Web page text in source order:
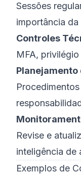
Sessões
importância
Controles
MFA,
Planejamento
Revise e
inteligência de
Exemplos de